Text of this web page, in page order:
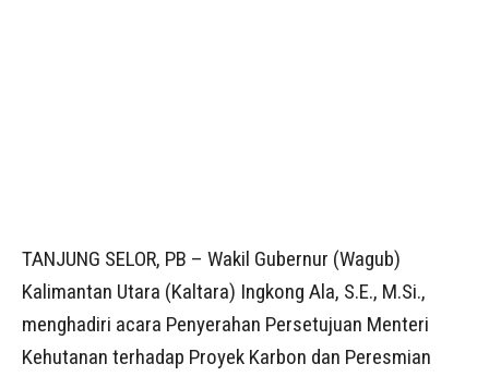
TANJUNG SELOR, PB – Wakil Gubernur (Wagub)
Kalimantan Utara (Kaltara) Ingkong Ala, S.E., M.Si.,
menghadiri acara Penyerahan Persetujuan Menteri
Kehutanan terhadap Proyek Karbon dan Peresmian